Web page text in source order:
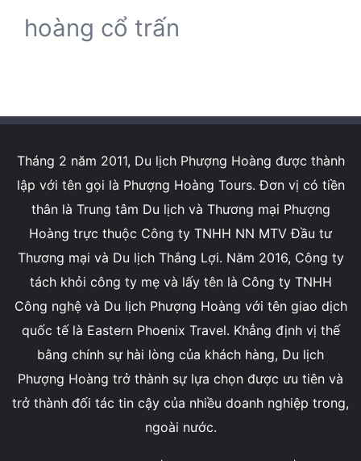
hoàng cổ trấn
Tháng 2 năm 2011, Du lịch Phượng Hoàng được thành
lập với tên gọi là Phượng Hoàng Tours. Đơn vị có tiền
thân là Trung tâm Du lịch và Thương mại Phượng
Hoàng trực thuộc Công ty TNHH NN MTV Đầu tư
Thương mại và Du lịch Thắng Lợi. Năm 2016, Công ty
tách khỏi công ty mẹ và lấy tên là Công ty TNHH
Công nghệ và Du lịch Phượng Hoàng với tên giao dịch
quốc tế là Eastern Phoenix Travel. Khẳng định vị thế
bằng chính sự hài lòng của khách hàng, Du lịch
Phượng Hoàng trở thành sự lựa chọn được ưu tiên và
trở thành đối tác tin cậy của nhiều doanh nghiệp trong,
ngoài nước.